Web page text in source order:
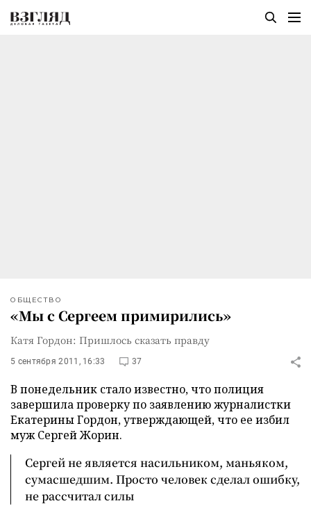
ОБЩЕСТВО
«Мы с Сергеем примирились»
Катя Гордон: Пришлось сказать правду
5 сентября 2011, 16:33 37
В понедельник стало известно, что полиция
завершила проверку по заявлению журналистки
Екатерины Гордон, утверждающей, что ее избил
муж Сергей Жорин.
Сергей не является насильником, маньяком,
сумасшедшим. Просто человек сделал ошибку,
не рассчитал силы